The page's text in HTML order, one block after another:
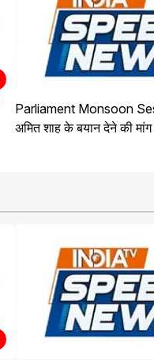
Parliament Monsoon
अमित शाह के बयान देने की मांग